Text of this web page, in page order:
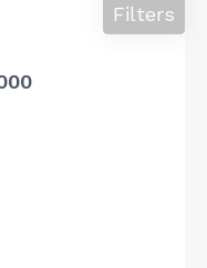
Filters